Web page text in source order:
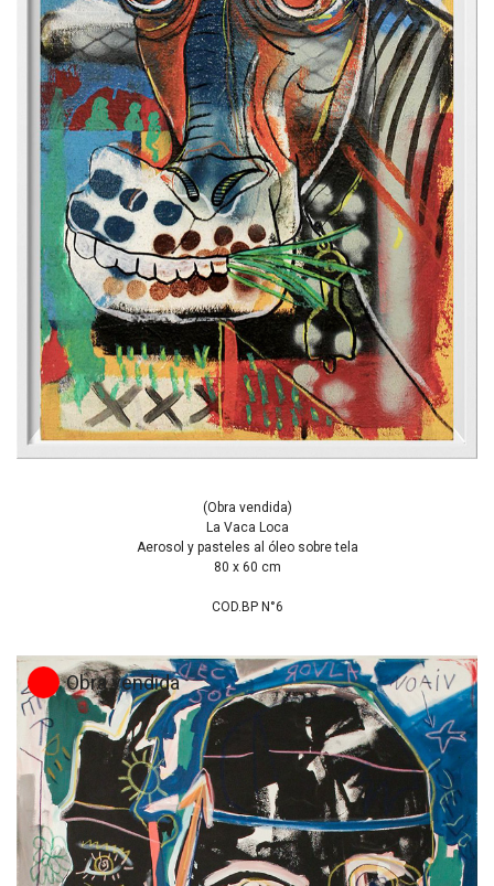
(Obra vendida)
La Vaca Loca
Aerosol y pasteles al óleo sobre tela
80 x 60 cm
COD.BP N°6